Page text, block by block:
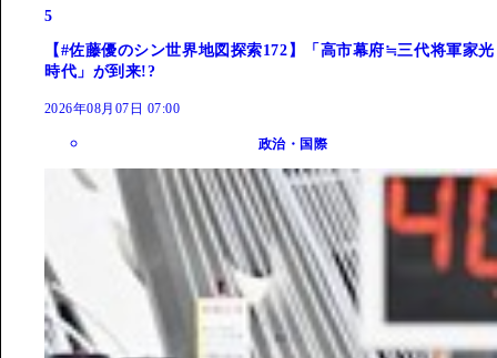
5
【#佐藤優のシン世界地図探索172】「高市幕府≒三代将軍家光
時代」が到来!?
2026年08月07日 07:00
政治・国際